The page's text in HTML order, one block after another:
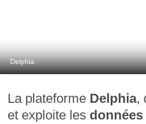
Delphia
La plateforme Delphia,
et exploite les données